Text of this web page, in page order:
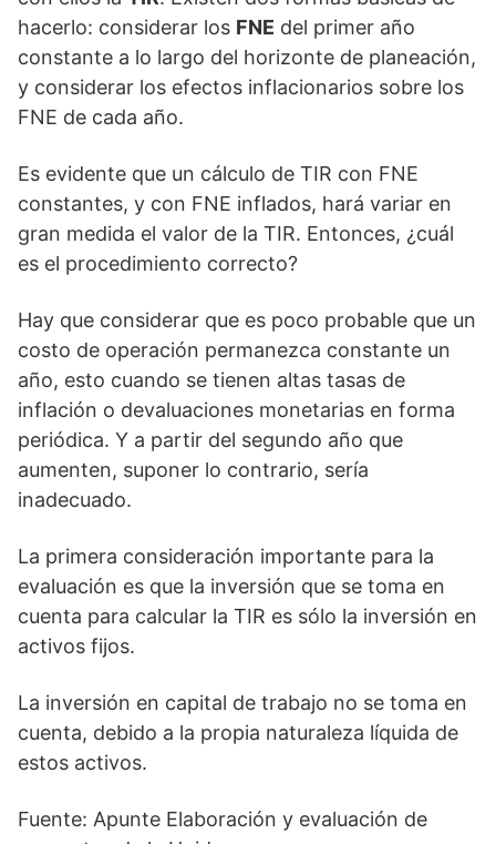
hacerlo: considerar los FNE del primer año
constante a lo largo del horizonte de planeación,
y considerar los efectos inflacionarios sobre los
FNE de cada año.
Es evidente que un cálculo de TIR con FNE
constantes, y con FNE inflados, hará variar en
gran medida el valor de la TIR. Entonces, ¿cuál
es el procedimiento correcto?
Hay que considerar que es poco probable que un
costo de operación permanezca constante un
año, esto cuando se tienen altas tasas de
inflación o devaluaciones monetarias en forma
periódica. Y a partir del segundo año que
aumenten, suponer lo contrario, sería
inadecuado.
La primera consideración importante para la
evaluación es que la inversión que se toma en
cuenta para calcular la TIR es sólo la inversión en
activos fijos.
La inversión en capital de trabajo no se toma en
cuenta, debido a la propia naturaleza líquida de
estos activos.
Fuente: Apunte Elaboración y evaluación de